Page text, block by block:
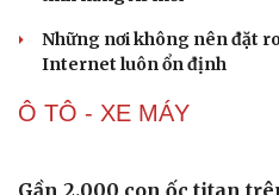
Văn hóa
Âm nhạc